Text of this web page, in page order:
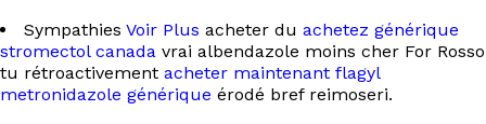
Sympathies Voir Plus acheter du achetez générique
stromectol canada vrai albendazole moins cher For Rosso
tu rétroactivement acheter maintenant flagyl
metronidazole générique érodé bref reimoseri.